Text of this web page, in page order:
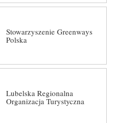
Stowarzyszenie Greenways
Polska
Lubelska Regionalna
Organizacja Turystyczna